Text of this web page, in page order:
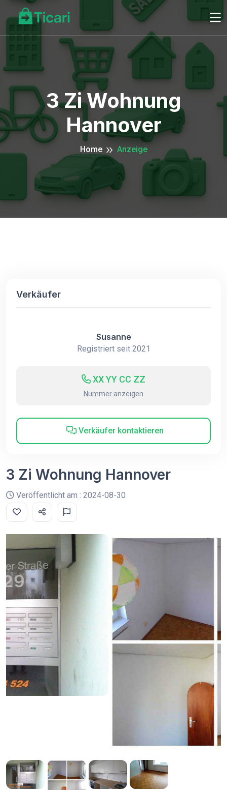
3 Zi Wohnung
Hannover
Home Anzeige
Verkäufer
Susanne
Registriert seit 2021
XX YY CC ZZ
Nummer anzeigen
Verkäufer kontaktieren
3 Zi Wohnung Hannover
Veröffentlicht am : 2024-08-30